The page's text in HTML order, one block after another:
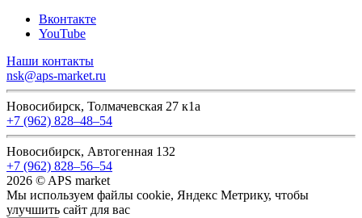
Вконтакте
YouTube
Наши контакты
nsk@aps-market.ru
Новосибирск, Толмачевская 27 к1а
+7 (962) 828‒48‒54
Новосибирск, Автогенная 132
+7 (962) 828‒56‒54
2026 © APS market
Мы используем файлы cookie, Яндекс Метрику, чтобы
улучшить сайт для вас